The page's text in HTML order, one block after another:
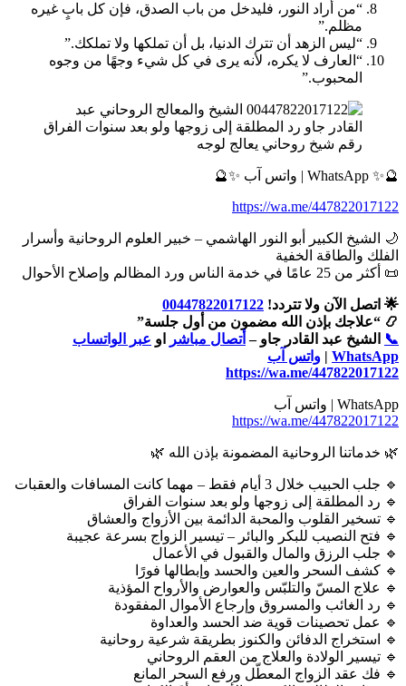
“من أراد النور، فليدخل من باب الصدق، فإن كل بابٍ غيره
مظلم.”
“ليس الزهد أن تترك الدنيا، بل أن تملكها ولا تملكك.”
“العارف لا يكره، لأنه يرى في كل شيء وجهًا من وجوه
المحبوب.”
رقم شيخ روحاني يعالج لوجه
🔮✨ WhatsApp | واتس آب ✨🔮
https://wa.me/447822017122
🌙 الشيخ الكبير أبو النور الهاشمي – خبير العلوم الروحانية وأسرار
الفلك والطاقة الخفية
📜 أكثر من 25 عامًا في خدمة الناس ورد المظالم وإصلاح الأحوال
🌟 اتصل الآن ولا تتردد! 00447822017122
📿 “علاجك بإذن الله مضمون من أول جلسة”
📞
الشيخ عبد القادر جاو – أتصال مباشر او عبر الواتساب
WhatsApp
| واتس آب
https://wa.me/447822017122
WhatsApp | واتس آب
https://wa.me/447822017122
🌿 خدماتنا الروحانية المضمونة بإذن الله 🌿
🔹 جلب الحبيب خلال 3 أيام فقط – مهما كانت المسافات والعقبات
🔹 رد المطلقة إلى زوجها ولو بعد سنوات الفراق
🔹 تسخير القلوب والمحبة الدائمة بين الأزواج والعشاق
🔹 فتح النصيب للبكر والبائر – تيسير الزواج بسرعة عجيبة
🔹 جلب الرزق والمال والقبول في الأعمال
🔹 كشف السحر والعين والحسد وإبطالها فورًا
🔹 علاج المسّ والتلبّس والعوارض والأرواح المؤذية
🔹 رد الغائب والمسروق وإرجاع الأموال المفقودة
🔹 عمل تحصينات قوية ضد الحسد والعداوة
🔹 استخراج الدفائن والكنوز بطريقة شرعية روحانية
🔹 تيسير الولادة والعلاج من العقم الروحاني
🔹 فك عقد الزواج المعطّل ورفع السحر المانع